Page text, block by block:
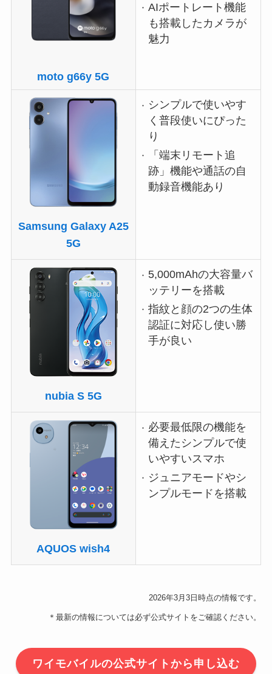
moto g66y 5G
AIポートレート機能
も搭載したカメラが
魅力
Samsung Galaxy A25
5G
シンプルで使いやす
く普段使いにぴった
り
「端末リモート追
跡」機能や通話の自
動録音機能あり
nubia S 5G
5,000mAhの大容量バ
ッテリーを搭載
指紋と顔の2つの生体
認証に対応し使い勝
手が良い
AQUOS wish4
必要最低限の機能を
備えたシンプルで使
いやすいスマホ
ジュニアモードやシ
ンプルモードを搭載
2026年3月3日時点の情報です。
＊最新の情報については必ず公式サイトをご確認ください。
ワイモバイルの公式サイトから申し込む